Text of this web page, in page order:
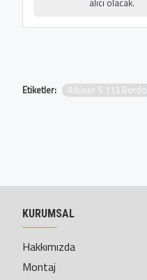
Etiketler: Albiser S 113 Bordo
KURUMSAL
Hakkımızda
Montaj